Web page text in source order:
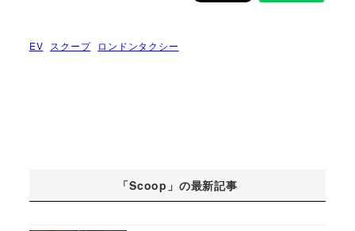
EV スクープ ロンドンタクシー
「Scoop」の最新記事